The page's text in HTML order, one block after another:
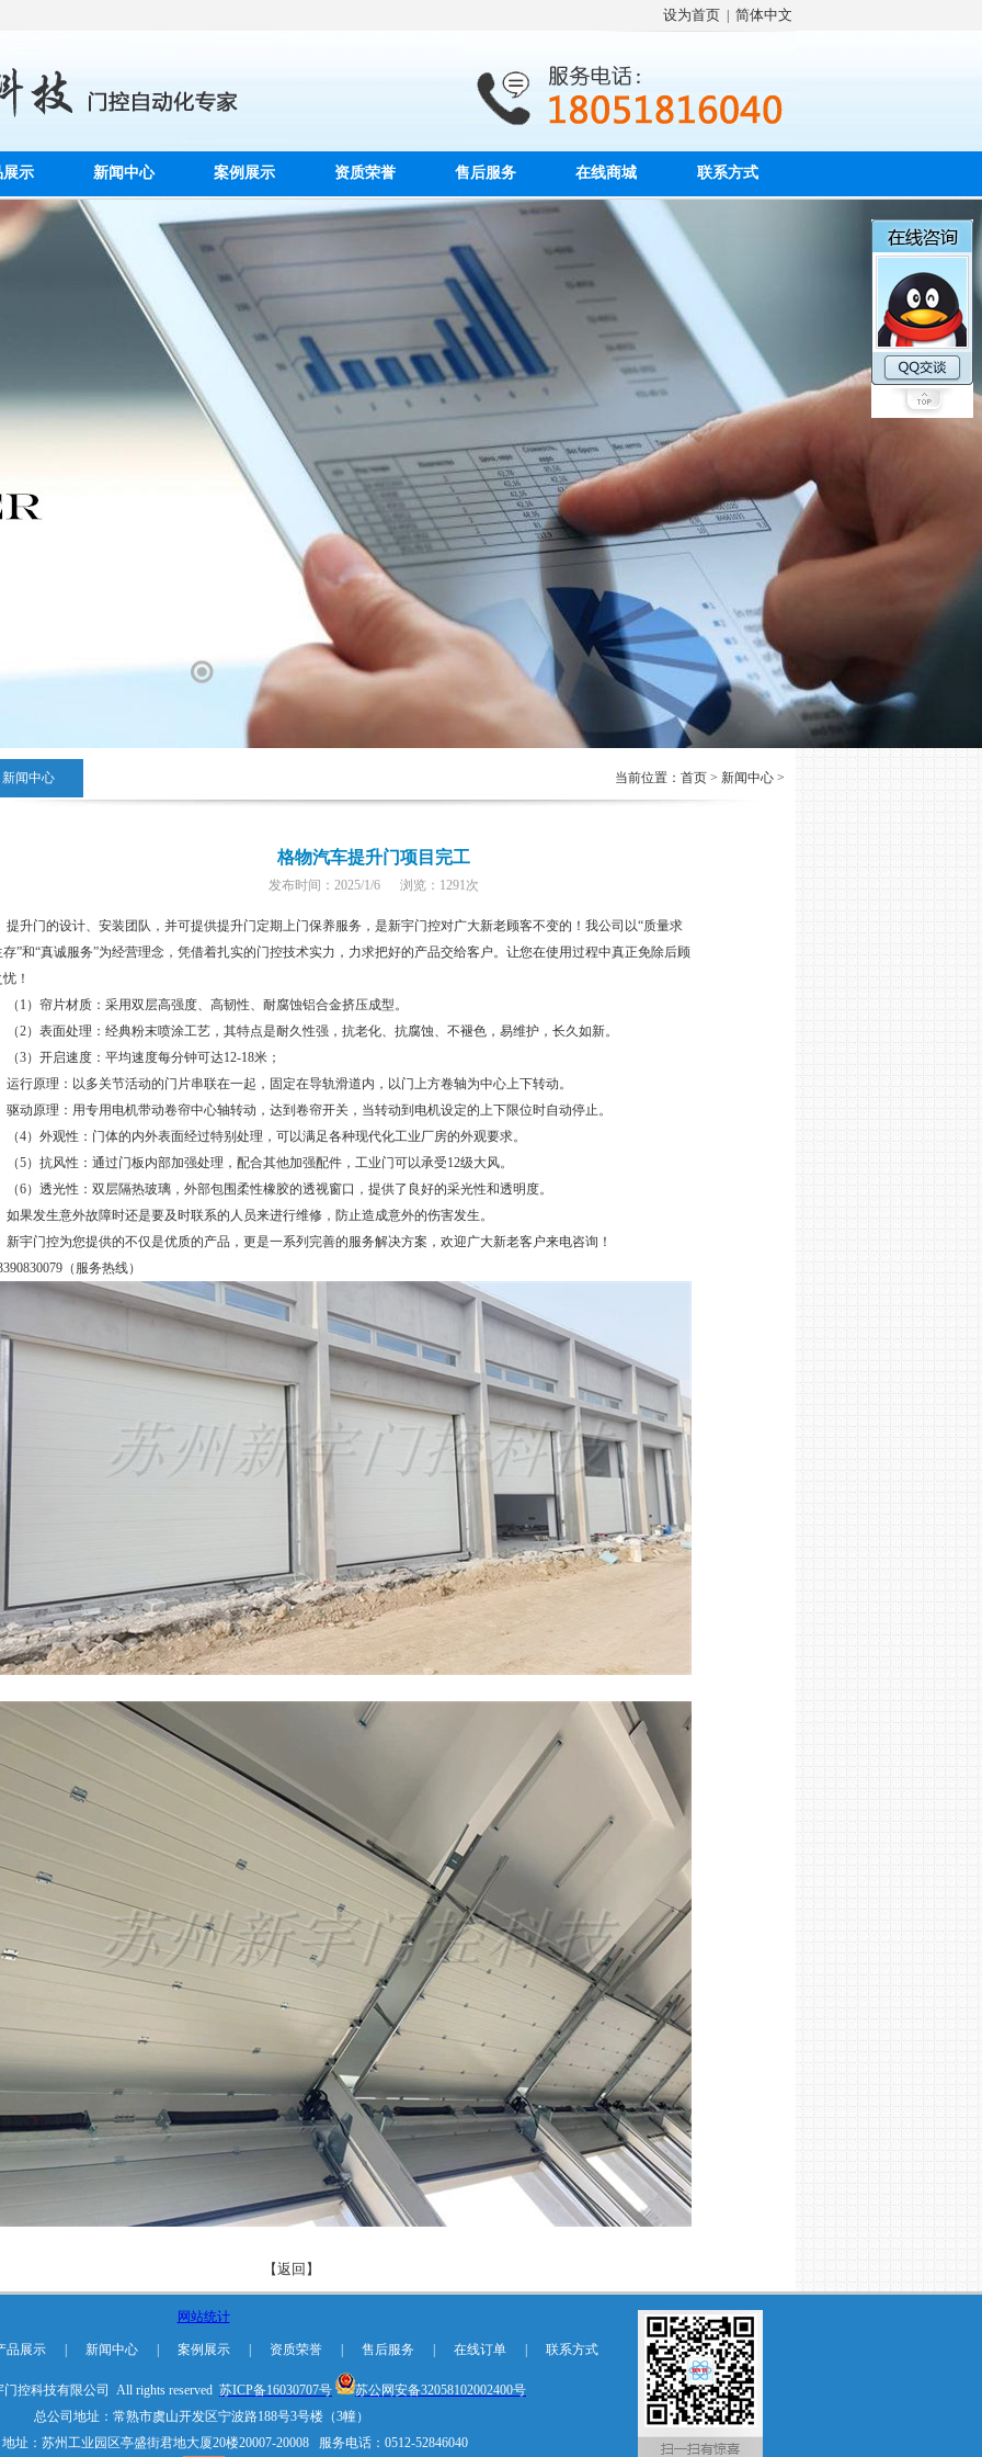
设为首页 简体中文
示 新闻中心 案例展示 资质荣誉 售后服务 在线商城 联系方式
新闻中心 当前位置：首页 > 新闻中心 >
格物汽车提升门项目完工
发布时间：2025/1/6 浏览： 1291次
升门的设计、安装团队，并可提供提升门定期上门保养服务，是新宇门控对广大新老顾客不变的！我公司以“质量求
存”和“真诚服务”为经营理念，凭借着扎实的门控技术实力，力求把好的产品交给客户。让您在使用过程中真正免除后顾
！
1）帘片材质：采用双层高强度、高韧性、耐腐蚀铝合金挤压成型。
2）表面处理：经典粉末喷涂工艺，其特点是耐久性强，抗老化、抗腐蚀、不褪色，易维护，长久如新。
3）开启速度：平均速度每分钟可达12-18米；
行原理：以多关节活动的门片串联在一起，固定在导轨滑道内，以门上方卷轴为中心上下转动。
动原理：用专用电机带动卷帘中心轴转动，达到卷帘开关，当转动到电机设定的上下限位时自动停止。
4）外观性：门体的内外表面经过特别处理，可以满足各种现代化工业厂房的外观要求。
5）抗风性：通过门板内部加强处理，配合其他加强配件，工业门可以承受12级大风。
6）透光性：双层隔热玻璃，外部包围柔性橡胶的透视窗口，提供了良好的采光性和透明度。
果发生意外故障时还是要及时联系的人员来进行维修，防止造成意外的伤害发生。
宇门控为您提供的不仅是优质的产品，更是一系列完善的服务解决方案，欢迎广大新老客户来电咨询！
（服务热线）
【返回】
网站统计
品展示 新闻中心 案例展示 资质荣誉 售后服务 在线订单 联系方式
控科技有限公司 All rights reserved 苏ICP备16030707号
苏公网安备32058102002400号
总公司地址：常熟市虞山开发区宁波路188号3号楼（3幢）
址：苏州工业园区亭盛街君地大厦20楼20007-20008 服务电话：0512-52846040